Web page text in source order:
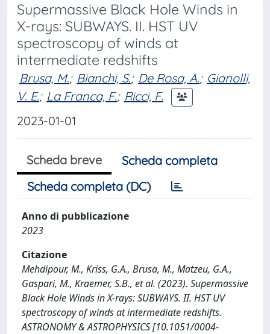
Supermassive Black Hole Winds in
X-rays: SUBWAYS. II. HST UV
spectroscopy of winds at
intermediate redshifts
Brusa, M.; Bianchi, S.; De Rosa, A.; Gianolli,
V. E.; La Franca, F.; Ricci, F.
2023-01-01
Scheda breve
Scheda completa
Scheda completa (DC)
Anno di pubblicazione
2023
Citazione
Mehdipour, M., Kriss, G.A., Brusa, M., Matzeu, G.A.,
Gaspari, M., Kraemer, S.B., et al. (2023). Supermassive
Black Hole Winds in X-rays: SUBWAYS. II. HST UV
spectroscopy of winds at intermediate redshifts.
ASTRONOMY & ASTROPHYSICS [10.1051/0004-